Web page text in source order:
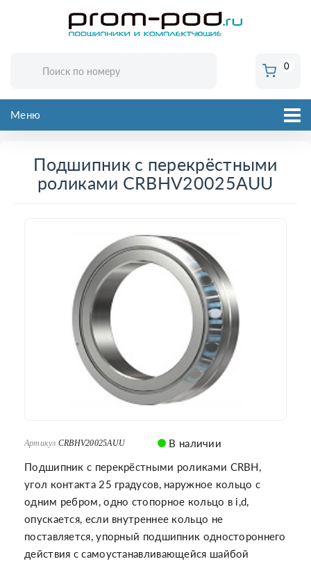
0
Меню
Подшипник с перекрёстными
роликами CRBHV20025AUU
Артикул CRBHV20025AUU
В наличии
Подшипник с перекрёстными роликами CRBH,
угол контакта 25 градусов, наружное кольцо с
одним ребром, одно стопорное кольцо в i,d,
опускается, если внутреннее кольцо не
поставляется, упорный подшипник одностороннего
действия с самоустанавливающейся шайбой